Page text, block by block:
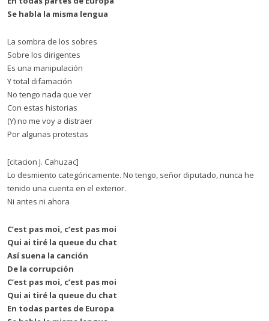
Se habla la misma lengua
La sombra de los sobres
Sobre los dirigentes
Es una manipulación
Y total difamación
No tengo nada que ver
Con estas historias
(Y) no me voy a distraer
Por algunas protestas
[citacion J. Cahuzac]
Lo desmiento categóricamente. No tengo, señor diputado, nunca he
tenido una cuenta en el exterior.
Ni antes ni ahora
C’est pas moi, c’est pas moi
Qui ai tiré la queue du chat
Así suena la canción
De la corrupción
C’est pas moi, c’est pas moi
Qui ai tiré la queue du chat
En todas partes de Europa